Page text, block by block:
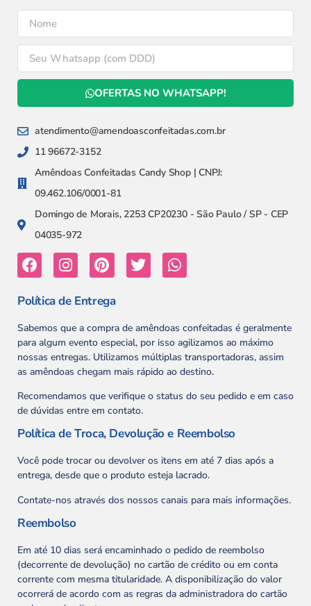
OFERTAS NO WHATSAPP!
atendimento@amendoasconfeitadas.com.br
11 96672-3152
Amêndoas Confeitadas Candy Shop | CNPJ:
09.462.106/0001-81
Domingo de Morais, 2253 CP20230 - São Paulo / SP - CEP
04035-972
Política de Entrega
Sabemos que a compra de amêndoas confeitadas é geralmente
para algum evento especial, por isso agilizamos ao máximo
nossas entregas. Utilizamos múltiplas transportadoras, assim
as amêndoas chegam mais rápido ao destino.
Recomendamos que verifique o status do seu pedido e em caso
de dúvidas entre em contato.
Política de Troca, Devolução e Reembolso
Você pode trocar ou devolver os itens em até 7 dias após a
entrega, desde que o produto esteja lacrado.
Contate-nos através dos nossos canais para mais informações.
Reembolso
Em até 10 dias será encaminhado o pedido de reembolso
(decorrente de devolução) no cartão de crédito ou em conta
corrente com mesma titularidade. A disponibilização do valor
ocorrerá de acordo com as regras da administradora do cartão